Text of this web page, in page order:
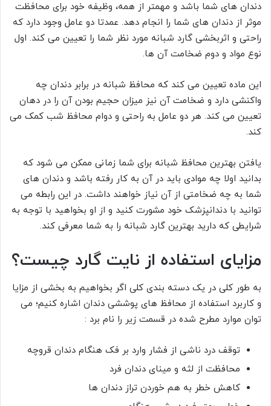
دندان های شما باشد و مهمتر از همه، وظیفه خود برای محافظت
موثر از دندان های شما را انجام دهد. عمدتا دو عامل وجود دارد که
راحتی و اثربخشی گارد شبانه مورد نظر شما را تعیین می کند. اول
نوع مواد و دوم ضخامت آن ها.
این ماده تعیین می کند که محافظ شبانه در برابر دندان چه
واکنشی دارد و ضخامت آن نیز میزان حجیم بودن آن را در دهان
تعیین می کند. هر دو عامل به راحتی و دوام محافظ شب کمک می
کند.
یافتن بهترین محافظ شبانه برای شما زمانی ممکن می شود که
بدانید اولا چه موادی باید در آن به کار رفته باشد و دندان های
شما به چه ضخامتی از آن نیاز خواهند داشت. در این رابطه می
توانید با دندانپزشک خود مشورت کنید و از او بخواهید با توجه به
شرایطی که دارید بهترین گارد شبانه را به شما معرفی کند.
مزایای استفاده از نایت گارد چیست؟
به طور کلی در یک دسته بندی کلی اگر بخواهیم به بخشی از مزایا
و کاربرد استفاده از محافظ های پوششی دندان اشاره کنیم؛ می
توان موارد مطرح شده در قسمت زیر را نام برد :
توقف درد ناشی از فشار وارد بر فک هنگام دندان قروچه
محافظت از لثه و مینای دندان فرد
کاهش خطر به هم خوردن تراز دندان ها